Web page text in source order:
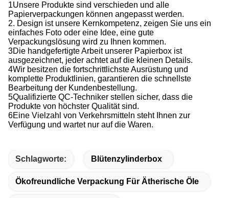
1Unsere Produkte sind verschieden und alle
Papierverpackungen können angepasst werden.
2. Design ist unsere Kernkompetenz, zeigen Sie uns ein
einfaches Foto oder eine Idee, eine gute
Verpackungslösung wird zu Ihnen kommen.
3Die handgefertigte Arbeit unserer Papierbox ist
ausgezeichnet, jeder achtet auf die kleinen Details.
4Wir besitzen die fortschrittlichste Ausrüstung und
komplette Produktlinien, garantieren die schnellste
Bearbeitung der Kundenbestellung.
5Qualifizierte QC-Techniker stellen sicher, dass die
Produkte von höchster Qualität sind.
6Eine Vielzahl von Verkehrsmitteln steht Ihnen zur
Verfügung und wartet nur auf die Waren.
Schlagworte: Blütenzylinderbox
Ökofreundliche Verpackung Für Ätherische Öle